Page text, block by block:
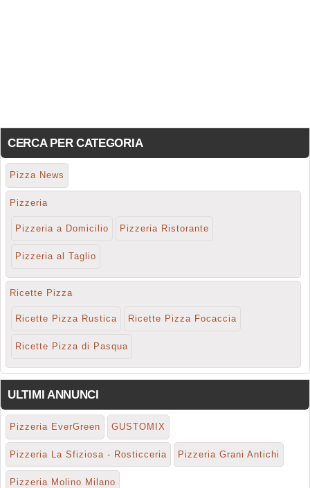
CERCA PER CATEGORIA
Pizza News
Pizzeria
Pizzeria a Domicilio Pizzeria Ristorante
Pizzeria al Taglio
Ricette Pizza
Ricette Pizza Rustica Ricette Pizza Focaccia
Ricette Pizza di Pasqua
ULTIMI ANNUNCI
Pizzeria EverGreen GUSTOMIX
Pizzeria La Sfiziosa - Rosticceria Pizzeria Grani Antichi
Pizzeria Molino Milano